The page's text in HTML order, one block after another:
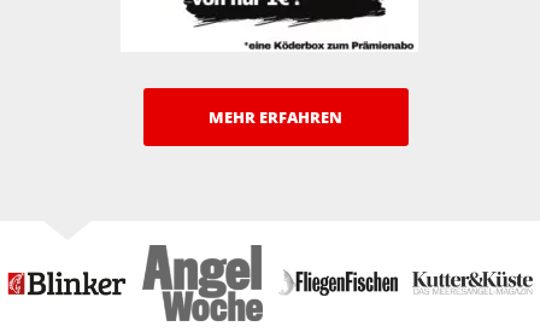
MEHR ERFAHREN